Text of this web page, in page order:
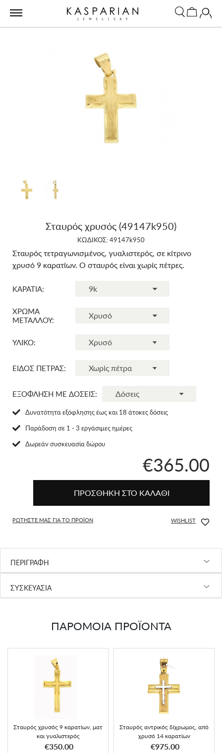
Σταυρός χρυσός (49147k950)
ΚΩΔΙΚΟΣ: 49147k950
Σταυρός τετραγωνισμένος, γυαλιστερός, σε κίτρινο
χρυσό 9 καρατίων. Ο σταυρός είναι χωρίς πέτρες.
ΚΑΡΑΤΙΑ:
ΧΡΩΜΑ
ΜΕΤΑΛΛΟΥ:
ΥΛΙΚΟ:
ΕΙΔΟΣ ΠΕΤΡΑΣ:
ΕΞΟΦΛΗΣΗ ΜΕ ΔΟΣΕΙΣ:
Δυνατότητα εξόφλησης έως και 18 άτοκες δόσεις
Παράδοση σε 1 - 3 εργάσιμες ημέρες
Δωρεάν συσκευασία δώρου
€365.00
ΠΡΟΣΘΗΚΗ ΣΤΟ ΚΑΛΑΘΙ
ΡΩΤΗΣΤΕ ΜΑΣ ΓΙΑ ΤΟ ΠΡΟΪΟΝ WISHLIST
ΠΕΡΙΓΡΑΦΗ
ΣΥΣΚΕΥΑΣΙΑ
ΠΑΡΟΜΟΙΑ ΠΡΟΪΟΝΤΑ
Σταυρός χρυσός 9 καρατίων, ματ
και γυαλιστερός
€350.00
Σταυρός αντρικός δίχρωμος, από
χρυσό 14 καρατίων
€975.00